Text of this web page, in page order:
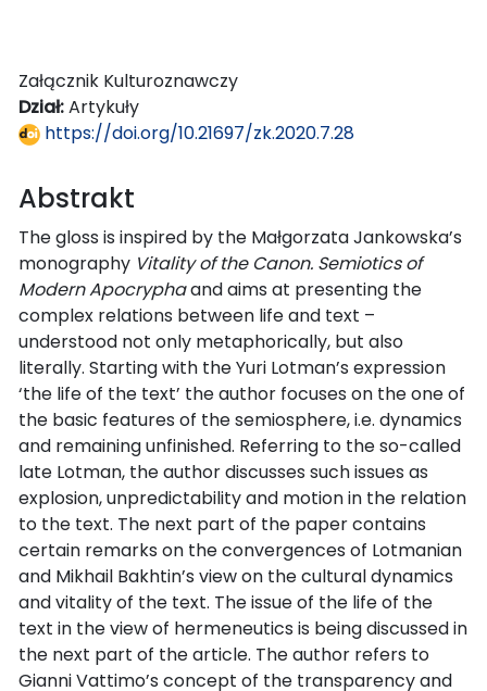
Załącznik Kulturoznawczy
Dział:Artykuły
https://doi.org/10.21697/zk.2020.7.28
Abstrakt
The gloss is inspired by the Małgorzata Jankowska’s
monography Vitality of the Canon. Semiotics of
Modern Apocryphaand aims at presenting the
complex relations between life and text –
understood not only metaphorically, but also
literally. Starting with the Yuri Lotman’s expression
‘the life of the text’ the author focuses on the one of
the basic features of the semiosphere, i.e. dynamics
and remaining unfinished. Referring to the so-called
late Lotman, the author discusses such issues as
explosion, unpredictability and motion in the relation
to the text. The next part of the paper contains
certain remarks on the convergences of Lotmanian
and Mikhail Bakhtin’s view on the cultural dynamics
and vitality of the text. The issue of the life of the
text in the view of hermeneutics is being discussed in
the next part of the article. The author refers to
Gianni Vattimo’s concept of the transparency and